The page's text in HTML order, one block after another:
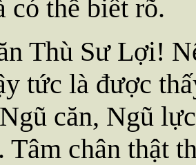
có thể biết rõ.
Thù Sư Lợi!
tức là được
căn, Ngũ
Tâm chân thật